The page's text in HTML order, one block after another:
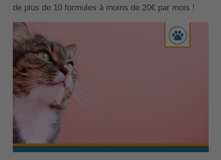
de plus de 10 formules à moins de 20€ par mois !